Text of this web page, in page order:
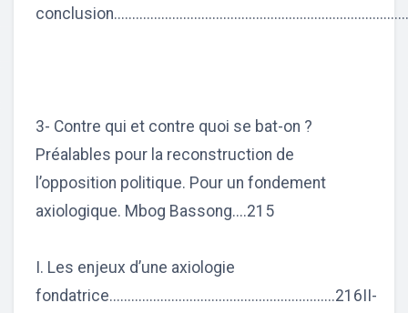
3- Contre qui et contre quoi se bat-on ?
Préalables pour la reconstruction de
l’opposition politique. Pour un fondement
axiologique. Mbog Bassong....215
I. Les enjeux d’une axiologie
fondatrice..............................................................216II-